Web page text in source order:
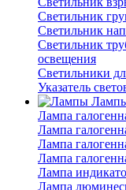
Светильник
Светильник
Светильник
освещения
Светильники
Указатель
Лампа
Лампа
Лампа
Лампа
Лампа
Лампа